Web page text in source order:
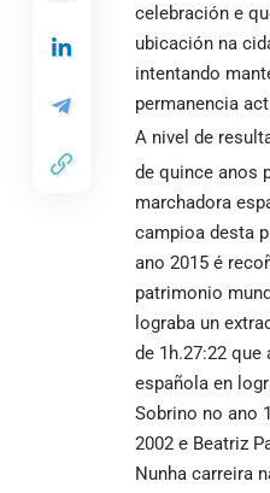
celebración e
ubicación na
intentando
permanencia
A nivel de
de quince anos
marchadora
campioa desta
ano 2015 é
patrimonio
lograba un
de 1h.27:22 que
española en
Sobrino no ano
2002 e Beatriz
Nunha carreira